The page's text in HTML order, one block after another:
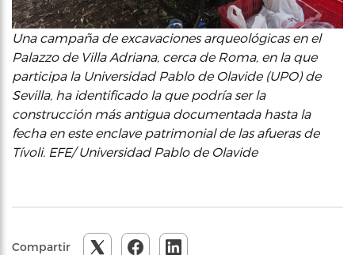
Una campaña de excavaciones arqueológicas en el
Palazzo de Villa Adriana, cerca de Roma, en la que
participa la Universidad Pablo de Olavide (UPO) de
Sevilla, ha identificado la que podría ser la
construcción más antigua documentada hasta la
fecha en este enclave patrimonial de las afueras de
Tívoli. EFE/ Universidad Pablo de Olavide
Compartir